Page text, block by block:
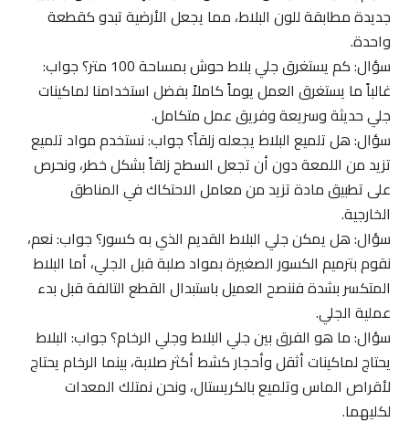
جديدة مطابقة للون البلاط، مما يجعل الأرضية تبدو كقطعة
واحدة.
سؤال: كم يستغرق جلي بلاط حوش بمساحة 100 متر؟ جواب:
غالباً ما يستغرق العمل يوماً كاملاً بفضل استخدامنا لماكينات
جلي حديثة وسريعة وفريق عمل متكامل.
سؤال: هل تلميع البلاط يجعله زلقاً؟ جواب: نستخدم مواد تلميع
تزيد من اللمعة دون أن تجعل السطح زلقاً بشكل خطر، ونحرص
على تطبيق مادة تزيد من معامل الاحتكاك في المناطق
الخارجية.
سؤال: هل يمكن جلي البلاط القديم الذي به كسور؟ جواب: نعم،
نقوم بترميم الكسور الصغيرة بمواد صلبة قبل الجلي، أما البلاط
المتكسر بشدة فننصح العميل باستبدال القطع التالفة قبل بدء
عملية الجلي.
سؤال: ما هو الفرق بين جلي البلاط وجلي الرخام؟ جواب: البلاط
يحتاج لماكينات أثقل وأحجار كشط أكثر صلابة، بينما الرخام يحتاج
لأقراص الماس وتلميع بالكريستال، ونحن نمتلك المعدات
لكليهما.